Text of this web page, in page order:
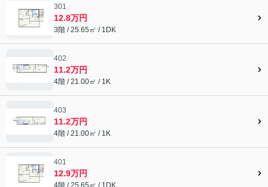
301
12.8万円
3階 / 25.65㎡ / 1DK
402
11.2万円
4階 / 21.00㎡ / 1K
403
11.2万円
4階 / 21.00㎡ / 1K
401
12.9万円
4階 / 25.65㎡ / 1DK